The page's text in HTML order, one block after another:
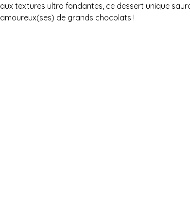
aux textures ultra fondantes, ce dessert unique
amoureux(ses) de grands chocolats !